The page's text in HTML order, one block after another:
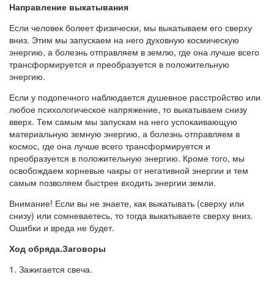
Направление выкатывания
Если человек болеет физически, мы выкатываем его сверху
вниз. Этим мы запускаем на него духовную космическую
энергию, а болезнь отправляем в землю, где она лучше всего
трансформируется и преобразуется в положительную
энергию.
Если у подопечного наблюдается душевное расстройство или
любое психологическое напряжение, то выкатываем снизу
вверх. Тем самым мы запускам на него успокаивающую
материальную земную энергию, а болезнь отправляем в
космос, где она лучше всего трансформируется и
преобразуется в положительную энергию. Кроме того, мы
освобождаем корневые чакры от негативной энергии и тем
самым позволяем быстрее входить энергии земли.
Внимание! Если вы не знаете, как выкатывать (сверху или
снизу) или сомневаетесь, то тогда выкатываете сверху вниз.
Ошибки и вреда не будет.
Ход обряда.Заговоры
1. Зажигается свеча.